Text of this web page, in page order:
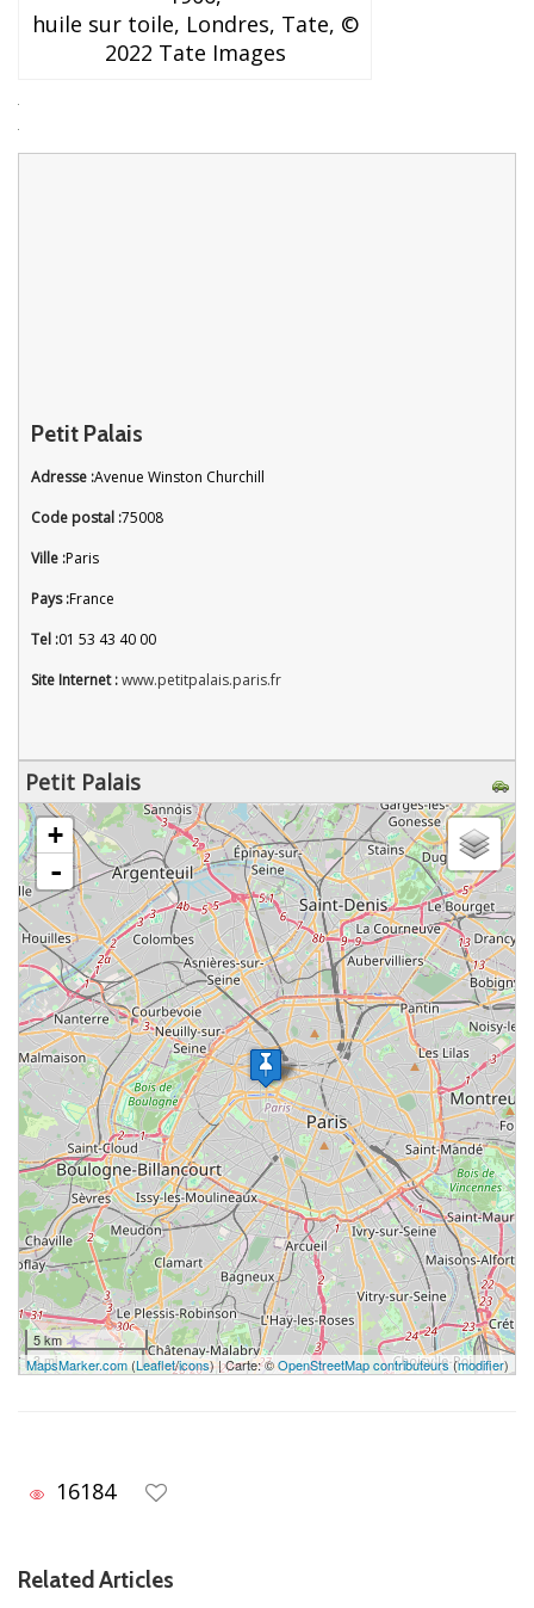
huile sur toile, Londres, Tate, ©
2022 Tate Images
Petit Palais
Adresse :Avenue Winston Churchill
Code postal :75008
Ville :Paris
Pays :France
Tel :01 53 43 40 00
Site Internet :www.petitpalais.paris.fr
Petit Palais
chargement de la carte - veuillez patienter...
+
-
5 km
3 mi
MapsMarker.com (Leaflet/icons) | Carte: ©OpenStreetMap contributeurs(modifier)
16184
Related Articles